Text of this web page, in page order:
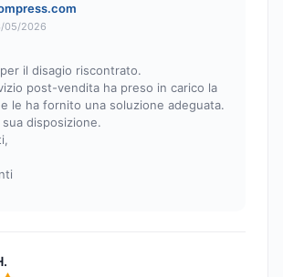
05/2026
il disagio riscontrato.
post-vendita ha preso in carico la
le ha fornito una soluzione adeguata.
sua disposizione.